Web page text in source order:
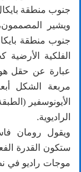
جنوب منطقة
ويشير
جنوب منطقة
الفلكية
الأيونوسفير
الراديوية.
ويقول رومان